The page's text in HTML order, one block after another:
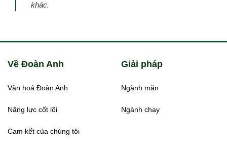
khác.
Về Đoàn Anh
Văn hoá Đoàn Anh
Năng lực cốt lõi
Cam kết của chúng tôi
Giải pháp
Ngành mặn
Ngành chay